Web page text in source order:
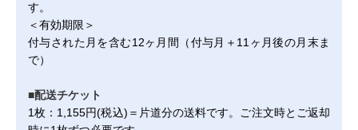
す。
＜有効期限＞
付与された月を含む12ヶ月間（付与月＋11ヶ月後の月末ま
で）
■配送チケット
1枚：1,155円(税込)＝片道分の送料です。ご注文時とご返却